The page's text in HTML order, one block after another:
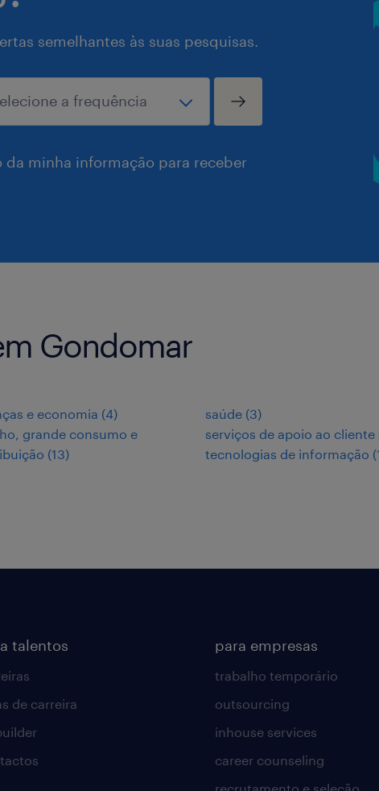
semelhantes às suas pesquisas.
minha informação para receber
Gondomar
e economia (4)
grande consumo e
(13)
saúde (3)
serviços de apoio ao cliente
tecnologias de informação (
talentos
de carreira
para empresas
trabalho temporário
outsourcing
inhouse services
career counseling